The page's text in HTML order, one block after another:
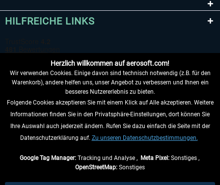
HILFREICHE LINKS
VERTRAG WIDERRUFEN
INFORMATIONEN
Herzlich willkommen auf aerosoft.com!
Wir verwenden Cookies. Einige davon sind technisch notwendig (z.B. für den
Warenkorb), andere helfen uns, unser Angebot zu verbessern und Ihnen ein
besseres Nutzererlebnis zu bieten.
Folgende Cookies akzeptieren Sie mit einem Klick auf Alle akzeptieren. Weitere
Informationen finden Sie in den Privatsphäre-Einstellungen, dort können Sie
Ihre Auswahl auch jederzeit ändern. Rufen Sie dazu einfach die Seite mit der
Datenschutzerklärung auf. Zu unseren Datenschutzbestimmungen.
Google Tag Manager:Tracking und Analyse , Meta Pixel:Sonstiges ,
OpenStreetMap: Sonstiges